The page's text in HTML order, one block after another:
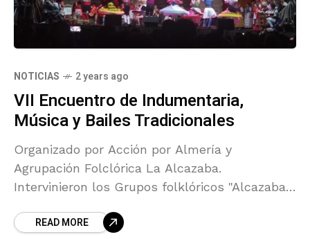
NOTICIAS 2 years ago
VII Encuentro de Indumentaria,
Música y Bailes Tradicionales
Organizado por Acción por Almería y
Agrupación Folclórica La Alcazaba.
Intervinieron los Grupos folklóricos "Alcazaba"
Rubio y "Mudanzas y Robaos de la Alpujarra"
READ MORE